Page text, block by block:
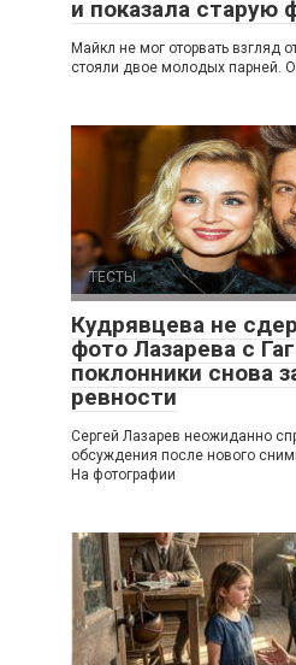
и показала старую
Майкл не мог оторвать взгляд
стояли двое молодых парней.
ТЕСТЫ
Кудрявцева не
фото Лазарева с
поклонники снова
ревности
Сергей Лазарев неожиданно
обсуждения после нового
На фотографии